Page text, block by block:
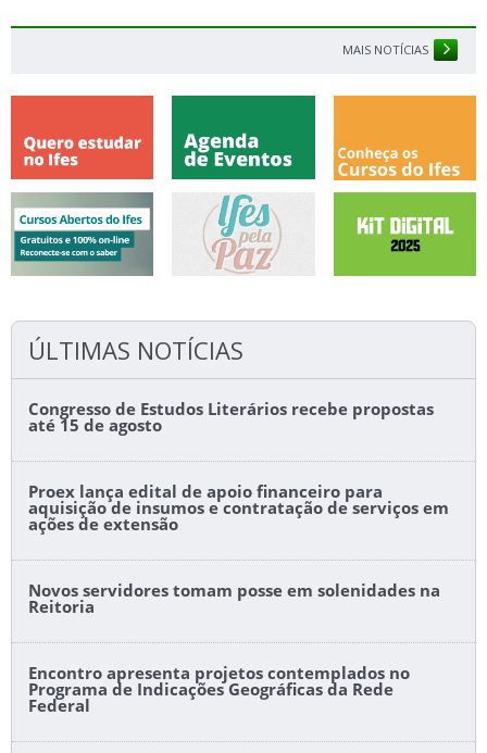
MAIS NOTÍCIAS
ÚLTIMAS NOTÍCIAS
Congresso de Estudos Literários recebe propostas
até 15 de agosto
Proex lança edital de apoio financeiro para
aquisição de insumos e contratação de serviços em
ações de extensão
Novos servidores tomam posse em solenidades na
Reitoria
Encontro apresenta projetos contemplados no
Programa de Indicações Geográficas da Rede
Federal